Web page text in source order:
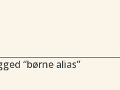
“børne alias”